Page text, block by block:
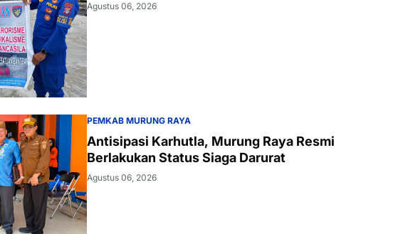
Agustus 06, 2026
PEMKAB MURUNG RAYA
Antisipasi Karhutla, Murung Raya Resmi
Berlakukan Status Siaga Darurat
Agustus 06, 2026